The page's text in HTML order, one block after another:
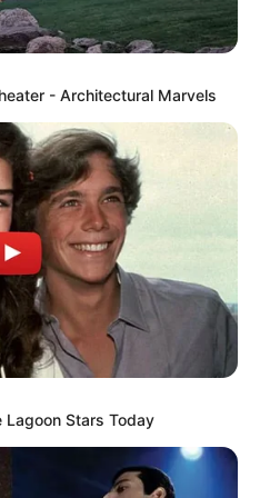
- Architectural Marvels
Lagoon Stars Today